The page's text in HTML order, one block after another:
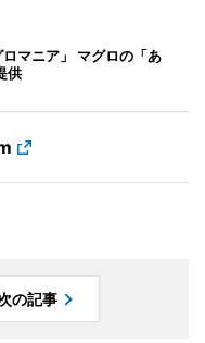
マニア」 マグロの「あ
供
の記事